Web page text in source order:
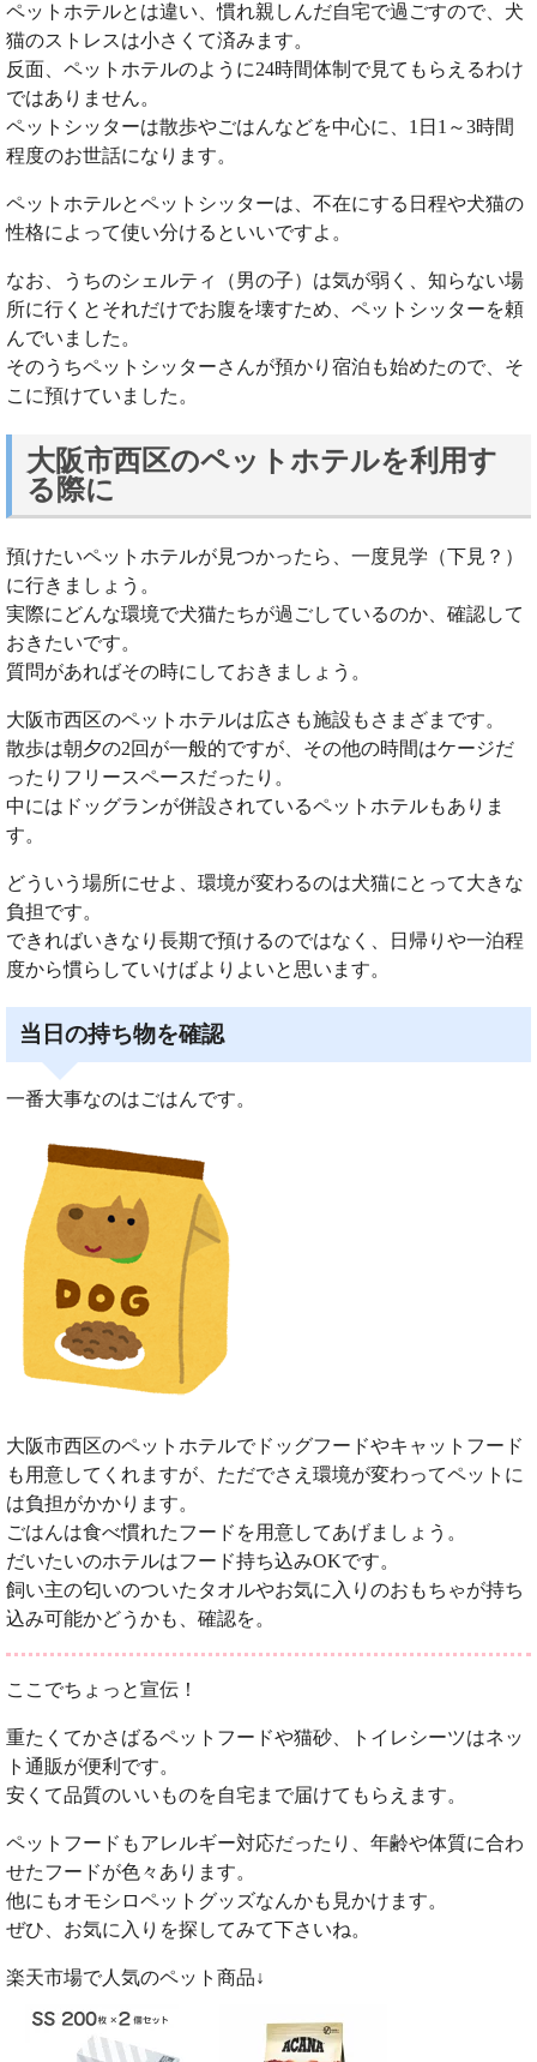
ペットホテルとは違い、慣れ親しんだ自宅で過ごすので、犬
猫のストレスは小さくて済みます。
反面、ペットホテルのように24時間体制で見てもらえるわけ
ではありません。
ペットシッターは散歩やごはんなどを中心に、1日1～3時間
程度のお世話になります。
ペットホテルとペットシッターは、不在にする日程や犬猫の
性格によって使い分けるといいですよ。
なお、うちのシェルティ（男の子）は気が弱く、知らない場
所に行くとそれだけでお腹を壊すため、ペットシッターを頼
んでいました。
そのうちペットシッターさんが預かり宿泊も始めたので、そ
こに預けていました。
大阪市西区のペットホテルを利用す
る際に
預けたいペットホテルが見つかったら、一度見学（下見？）
に行きましょう。
実際にどんな環境で犬猫たちが過ごしているのか、確認して
おきたいです。
質問があればその時にしておきましょう。
大阪市西区のペットホテルは広さも施設もさまざまです。
散歩は朝夕の2回が一般的ですが、その他の時間はケージだ
ったりフリースペースだったり。
中にはドッグランが併設されているペットホテルもありま
す。
どういう場所にせよ、環境が変わるのは犬猫にとって大きな
負担です。
できればいきなり長期で預けるのではなく、日帰りや一泊程
度から慣らしていけばよりよいと思います。
当日の持ち物を確認
一番大事なのはごはんです。
大阪市西区のペットホテルでドッグフードやキャットフード
も用意してくれますが、ただでさえ環境が変わってペットに
は負担がかかります。
ごはんは食べ慣れたフードを用意してあげましょう。
だいたいのホテルはフード持ち込みOKです。
飼い主の匂いのついたタオルやお気に入りのおもちゃが持ち
込み可能かどうかも、確認を。
ここでちょっと宣伝！
重たくてかさばるペットフードや猫砂、トイレシーツはネッ
ト通販が便利です。
安くて品質のいいものを自宅まで届けてもらえます。
ペットフードもアレルギー対応だったり、年齢や体質に合わ
せたフードが色々あります。
他にもオモシロペットグッズなんかも見かけます。
ぜひ、お気に入りを探してみて下さいね。
楽天市場で人気のペット商品↓